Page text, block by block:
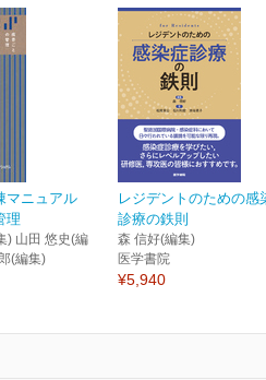
マニュアル
理
) 山田 悠史(編
(編集)
レジデントのための感
診療の鉄則
森 信好(編集)
医学書院
¥5,940